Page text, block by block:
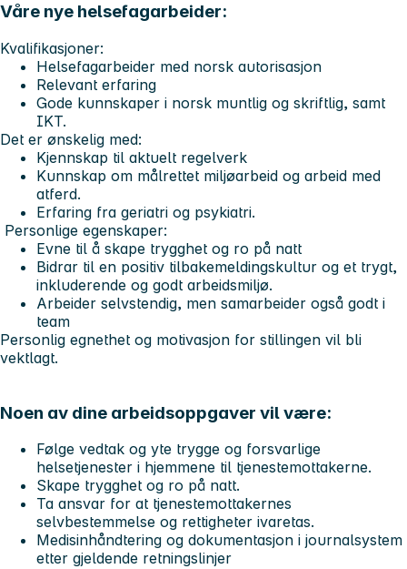
Våre nye helsefagarbeider:
Kvalifikasjoner:
Helsefagarbeider med norsk autorisasjon
Relevant erfaring
Gode kunnskaper i norsk muntlig og skriftlig, samt
IKT.
Det er ønskelig med:
Kjennskap til aktuelt regelverk
Kunnskap om målrettet miljøarbeid og arbeid med
atferd.
Erfaring fra geriatri og psykiatri.
Personlige egenskaper:
Evne til å skape trygghet og ro på natt
Bidrar til en positiv tilbakemeldingskultur og et trygt,
inkluderende og godt arbeidsmiljø.
Arbeider selvstendig, men samarbeider også godt i
team
Personlig egnethet og motivasjon for stillingen vil bli
vektlagt.
Noen av dine arbeidsoppgaver vil være:
Følge vedtak og yte trygge og forsvarlige
helsetjenester i hjemmene til tjenestemottakerne.
Skape trygghet og ro på natt.
Ta ansvar for at tjenestemottakernes
selvbestemmelse og rettigheter ivaretas.
Medisinhåndtering og dokumentasjon i journalsystem
etter gjeldende retningslinjer